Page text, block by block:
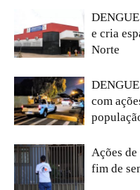
e cria
Norte
com
Ações
fim de